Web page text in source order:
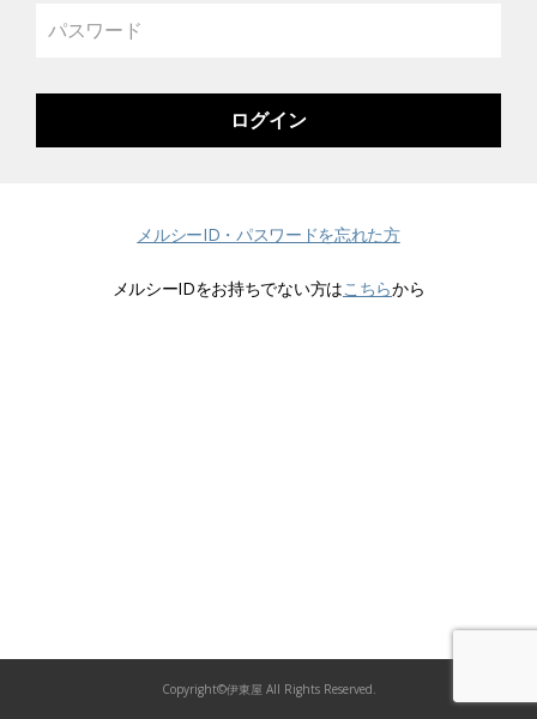
パスワード
メルシーID・パスワードを忘れた方
メルシーIDをお持ちでない方はこちらから
Copyright©伊東屋 All Rights Reserved.